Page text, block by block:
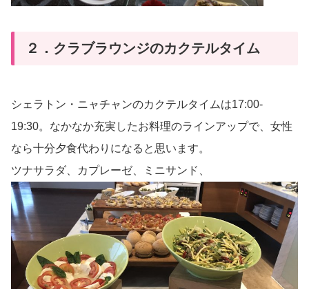
２．クラブラウンジのカクテルタイム
シェラトン・ニャチャンのカクテルタイムは17:00-
19:30。なかなか充実したお料理のラインアップで、女性
なら十分夕食代わりになると思います。
ツナサラダ、カプレーゼ、ミニサンド、